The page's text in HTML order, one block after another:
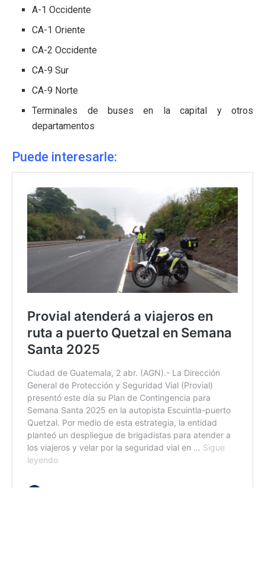
A-1 Occidente
CA-1 Oriente
CA-2 Occidente
CA-9 Sur
CA-9 Norte
Terminales de buses en la capital y otros
departamentos
Puede interesarle: